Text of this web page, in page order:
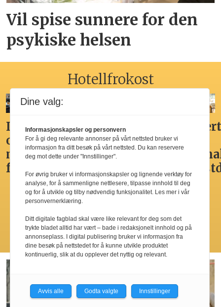
Vil spise sunnere for den
psykiske helsen
Hotellfrokost
Ikke
overdådig,
men
fristende
Her får
du
Norges
hotellfrokost
Godt,
spennende,
men
best i
by’n
den
Les flere
Dine valg:
Informasjonskapsler og personvern
For å gi deg relevante annonser på vårt nettsted bruker vi
informasjon fra ditt besøk på vårt nettsted. Du kan reservere
deg mot dette under "Innstillinger".
For øvrig bruker vi informasjonskapsler og lignende verktøy for
analyse, for å sammenligne nettlesere, tilpasse innhold til deg
og for å utvikle og tilby nødvendig funksjonalitet. Les mer i vår
personvernerklæring.
Ditt digitale fagblad skal være like relevant for deg som det
trykte bladet alltid har vært – bade i redaksjonelt innhold og på
annonseplass. I digital publisering bruker vi informasjon fra
dine besøk på nettstedet for å kunne utvikle produktet
kontinuerlig, slik at du opplever det nyttig og relevant.
Avvis alle Godta valgte Innstillinger